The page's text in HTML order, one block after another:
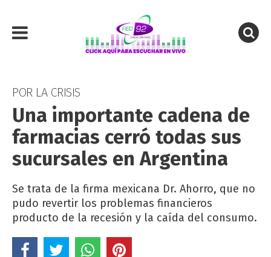
POR LA CRISIS
Una importante cadena de
farmacias cerró todas sus
sucursales en Argentina
Se trata de la firma mexicana Dr. Ahorro, que no
pudo revertir los problemas financieros
producto de la recesión y la caída del consumo.